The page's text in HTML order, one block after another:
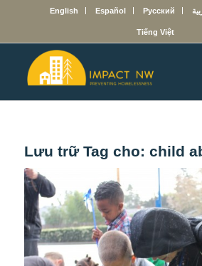
English Español Русский
Tiếng Việt
Lưu trữ Tag cho: child